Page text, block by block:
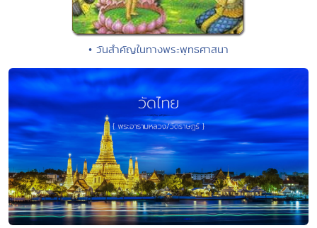
• วันสำคัญในทางพระพุทธศาสนา